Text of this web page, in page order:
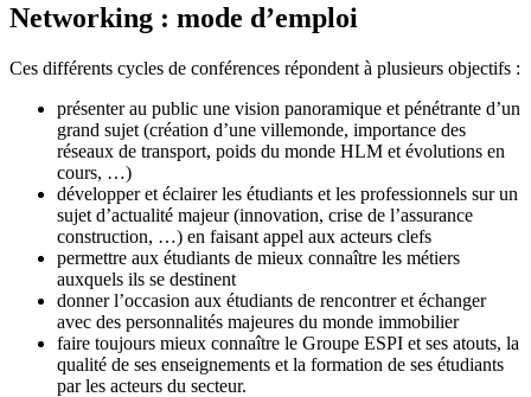
Networking : mode d’emploi
Ces différents cycles de conférences répondent à plusieurs objectifs :
présenter au public une vision panoramique et pénétrante d’un
grand sujet (création d’une villemonde, importance des
réseaux de transport, poids du monde HLM et évolutions en
cours, …)
développer et éclairer les étudiants et les professionnels sur un
sujet d’actualité majeur (innovation, crise de l’assurance
construction, …) en faisant appel aux acteurs clefs
permettre aux étudiants de mieux connaître les métiers
auxquels ils se destinent
donner l’occasion aux étudiants de rencontrer et échanger
avec des personnalités majeures du monde immobilier
faire toujours mieux connaître le Groupe ESPI et ses atouts, la
qualité de ses enseignements et la formation de ses étudiants
par les acteurs du secteur.